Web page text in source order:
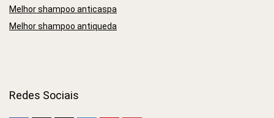
Melhor shampoo anticaspa
Melhor shampoo antiqueda
Redes Sociais